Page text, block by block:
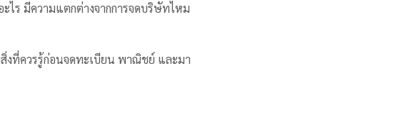
ไร มีความแตกต่างจากการจดบริษัทไหม
สิ่งที่ควรรู้ก่อนจดทะเบียน พาณิชย์ และมา